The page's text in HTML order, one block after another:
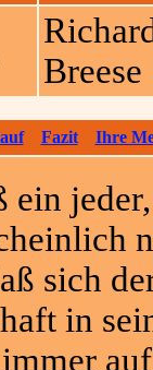
Breese
Fazit
Ihre
ein
sich
in